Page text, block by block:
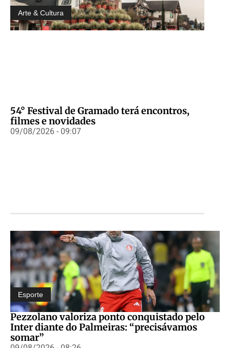
Arte & Cultura
54° Festival de Gramado terá encontros,
filmes e novidades
09/08/2026 - 09:07
Esporte
Pezzolano valoriza ponto conquistado pelo
Inter diante do Palmeiras: “precisávamos
somar”